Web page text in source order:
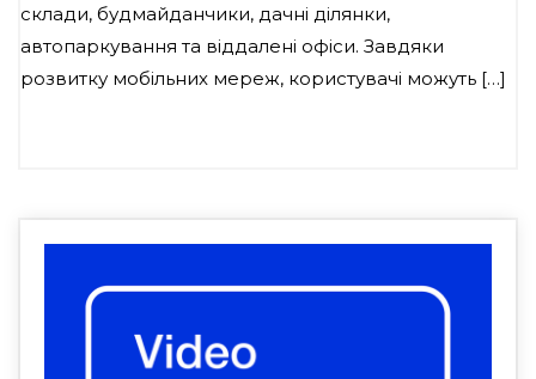
склади, будмайданчики, дачні ділянки,
автопаркування та віддалені офіси. Завдяки
розвитку мобільних мереж, користувачі можуть […]